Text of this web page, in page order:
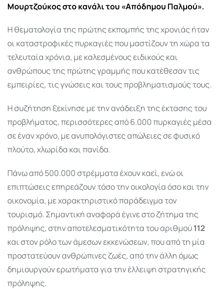
Μουρτζούκος στο κανάλι του «Απόδημου Παλμού».
Η θεματολογία της πρώτης εκπομπής της χρονιάς ήταν
οι καταστροφικές πυρκαγιές που μαστίζουν τη χώρα τα
τελευταία χρόνια, με καλεσμένους ειδικούς και
ανθρώπους της πρώτης γραμμής που κατέθεσαν τις
εμπειρίες, τις γνώσεις και τους προβληματισμούς τους.
Η συζήτηση ξεκίνησε με την ανάδειξη της έκτασης του
προβλήματος, περισσότερες από 6.000 πυρκαγιές μέσα
σε έναν χρόνο, με ανυπολόγιστες απώλειες σε φυσικό
πλούτο, χλωρίδα και πανίδα.
Πάνω από 500.000 στρέμματα έχουν καεί, ενώ οι
επιπτώσεις επηρεάζουν τόσο την οικολογία όσο και την
οικονομία, με χαρακτηριστικό παράδειγμα τον
τουρισμό. Σημαντική αναφορά έγινε στο ζήτημα της
πρόληψης, στην αποτελεσματικότητα του αριθμού112
και στον ρόλο των άμεσων εκκενώσεων, που από τη μία
προστατεύουν ανθρώπινες ζωές, από την άλλη όμως
δημιουργούν ερωτήματα για την έλλειψη στρατηγικής
πρόληψης.